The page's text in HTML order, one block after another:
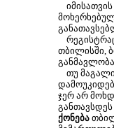
თბილისში,
თუ
ჯერ არ
ქონება